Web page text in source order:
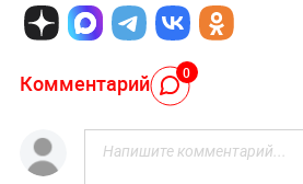
Комментарий 0